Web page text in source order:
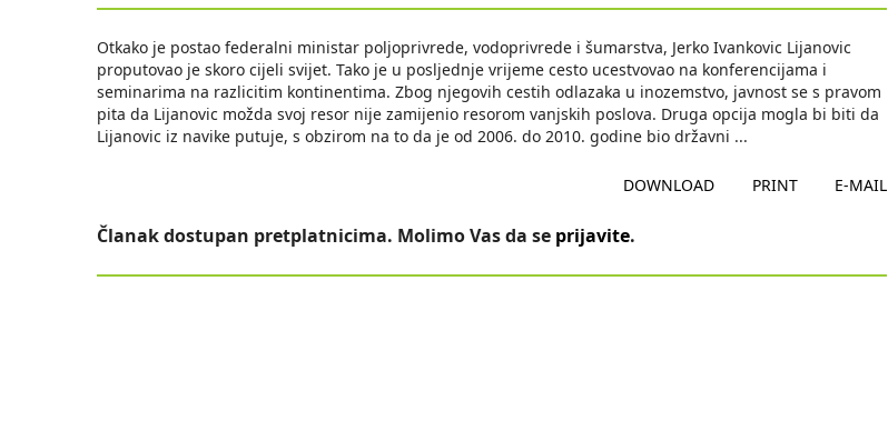
Otkako je postao federalni ministar poljoprivrede, vodoprivrede i šumarstva, Jerko Ivankovic Lijanovic
proputovao je skoro cijeli svijet. Tako je u posljednje vrijeme cesto ucestvovao na konferencijama i
seminarima na razlicitim kontinentima. Zbog njegovih cestih odlazaka u inozemstvo, javnost se s pravom
pita da Lijanovic možda svoj resor nije zamijenio resorom vanjskih poslova. Druga opcija mogla bi biti da
Lijanovic iz navike putuje, s obzirom na to da je od 2006. do 2010. godine bio državni ...
DOWNLOAD PRINT E-MAIL
Članak dostupan pretplatnicima. Molimo Vas da se prijavite.